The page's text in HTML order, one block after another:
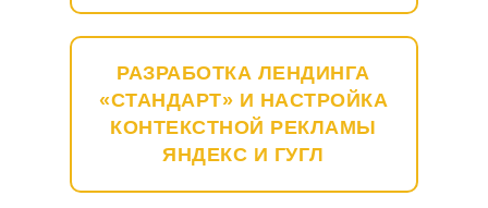
РАЗРАБОТКА ЛЕНДИНГА
«СТАНДАРТ» И НАСТРОЙКА
КОНТЕКСТНОЙ РЕКЛАМЫ
ЯНДЕКС И ГУГЛ